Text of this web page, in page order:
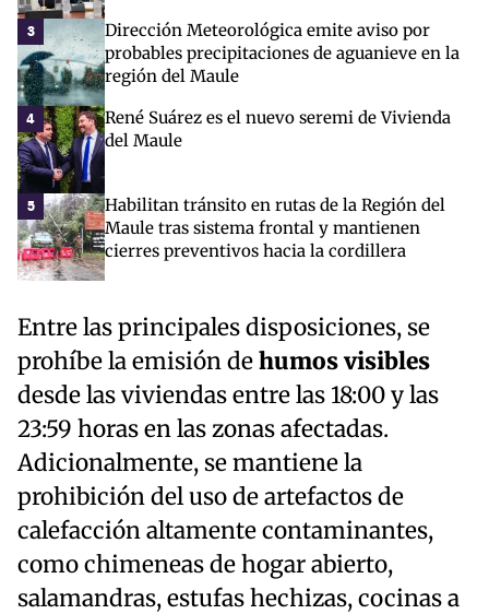
3
Dirección Meteorológica emite aviso por
probables precipitaciones de aguanieve en la
región del Maule
4
René Suárez es el nuevo seremi de Vivienda
del Maule
5
Habilitan tránsito en rutas de la Región del
Maule tras sistema frontal y mantienen
cierres preventivos hacia la cordillera
Entre las principales disposiciones, se
prohíbe la emisión dehumos visibles
desde las viviendas entre las 18:00 y las
23:59 horas en las zonas afectadas.
Adicionalmente, se mantiene la
prohibición del uso de artefactos de
calefacción altamente contaminantes,
como chimeneas de hogar abierto,
salamandras, estufas hechizas, cocinas a